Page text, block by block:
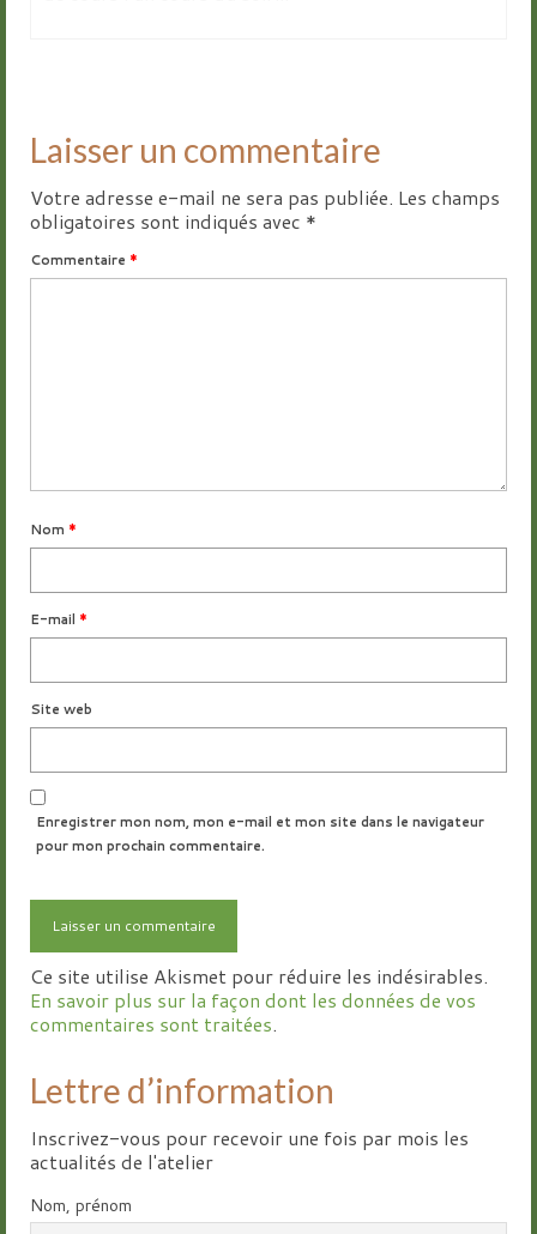
Laisser un commentaire
Votre adresse e-mail ne sera pas publiée. Les champs
obligatoires sont indiqués avec *
Commentaire *
Nom *
E-mail *
Site web
Enregistrer mon nom, mon e-mail et mon site dans le navigateur
pour mon prochain commentaire.
Ce site utilise Akismet pour réduire les indésirables.
En savoir plus sur la façon dont les données de vos
commentaires sont traitées.
Lettre d’information
Inscrivez-vous pour recevoir une fois par mois les
actualités de l'atelier
Nom, prénom